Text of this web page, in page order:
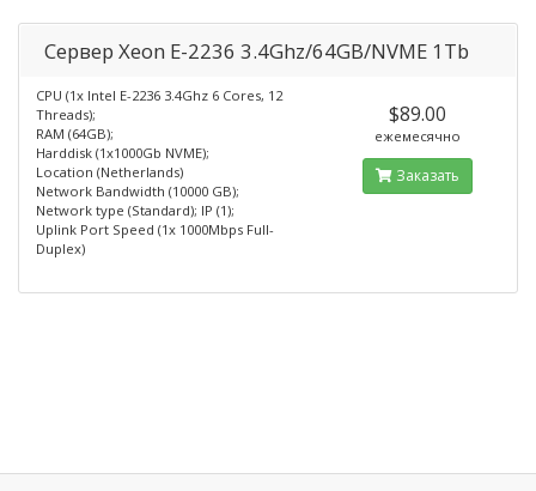
Сервер Xeon E-2236 3.4Ghz/64GB/NVME 1Tb
CPU (1x Intel E-2236 3.4Ghz 6 Cores, 12
Threads);
RAM (64GB);
Harddisk (1x1000Gb NVME);
Location (Netherlands)
Network Bandwidth (10000 GB);
Network type (Standard); IP (1);
Uplink Port Speed (1x 1000Mbps Full-
Duplex)
$89.00
ежемесячно
Заказать